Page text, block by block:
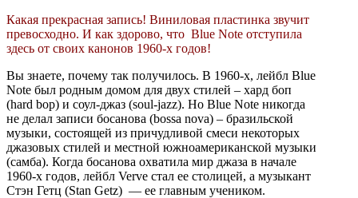
Какая прекрасная запись! Виниловая пластинка звучит
превосходно. И как здорово, что Blue Note отступила
здесь от своих канонов 1960-х годов!
Вы знаете, почему так получилось. В 1960-х, лейбл Blue
Note был родным домом для двух стилей – хард боп
(hard bop) и соул-джаз (soul-jazz). Но Blue Note никогда
не делал записи босанова (bossa nova) – бразильской
музыки, состоящей из причудливой смеси некоторых
джазовых стилей и местной южноамериканской музыки
(самба). Когда босанова охватила мир джаза в начале
1960-х годов, лейбл Verve стал ее столицей, а музыкант
Стэн Гетц (Stan Getz) — ее главным учеником.